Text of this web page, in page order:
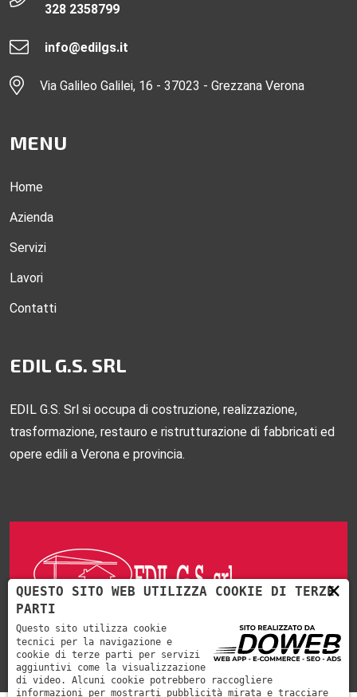
328 2358799
info@edilgs.it
Via Galileo Galilei, 16 - 37023 - Grezzana Verona
MENU
Home
Azienda
Servizi
Lavori
Contatti
EDIL G.S. SRL
EDIL G.S. Srl si occupa di costruzione, realizzazione,
trasformazione, restauro e ristrutturazione di fabbricati ed
opere edili a Verona e provincia.
Lavoriamo per privati e/o enti pubblici.
×
QUESTO SITO WEB UTILIZZA COOKIE DI TERZE
PARTI
Questo sito utilizza cookie
tecnici per la navigazione e
cookie di terze parti per servizi
aggiuntivi come la visualizzazione
di video. Alcuni cookie potrebbero raccogliere
informazioni per mostrarti pubblicità mirata e tracciare